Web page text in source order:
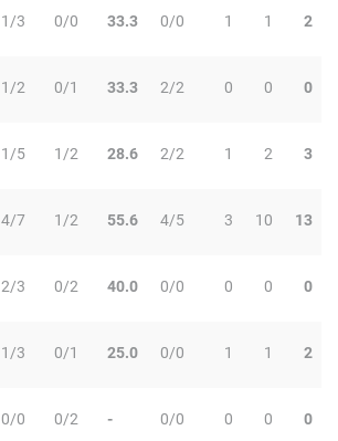
1/3 0/0 33.3 0/0 1 1 2
1/2 0/1 33.3 2/2 0 0 0
1/5 1/2 28.6 2/2 1 2 3
4/7 1/2 55.6 4/5 3 10 13
2/3 0/2 40.0 0/0 0 0 0
1/3 0/1 25.0 0/0 1 1 2
0/0 0/2 - 0/0 0 0 0